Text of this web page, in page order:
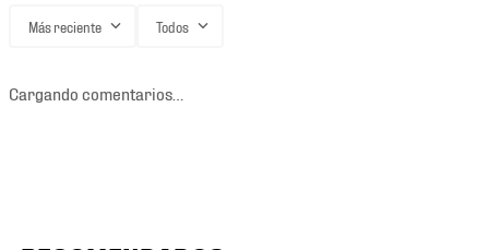
Más reciente Todos
Cargando comentarios…